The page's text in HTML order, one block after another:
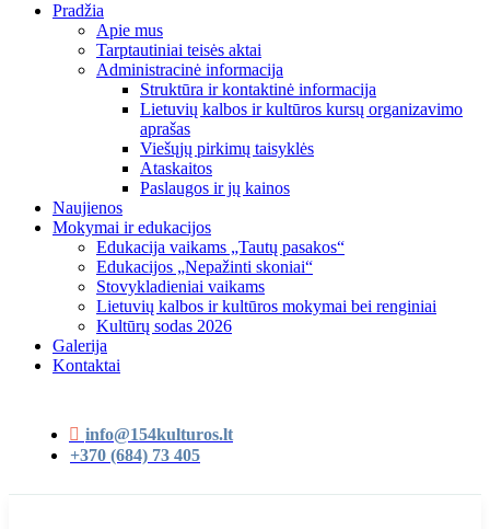
Pradžia
Apie mus
Tarptautiniai teisės aktai
Administracinė informacija
Struktūra ir kontaktinė informacija
Lietuvių kalbos ir kultūros kursų organizavimo
aprašas
Viešųjų pirkimų taisyklės
Ataskaitos
Paslaugos ir jų kainos
Naujienos
Mokymai ir edukacijos
Edukacija vaikams „Tautų pasakos“
Edukacijos „Nepažinti skoniai“
Stovykladieniai vaikams
Lietuvių kalbos ir kultūros mokymai bei renginiai
Kultūrų sodas 2026
Galerija
Kontaktai
info@154kulturos.lt
+370 (684) 73 405